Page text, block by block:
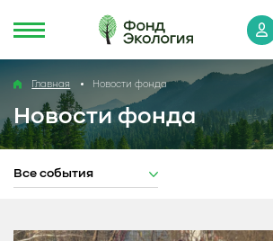
Главная Новости фонда
Новости фонда
Все события